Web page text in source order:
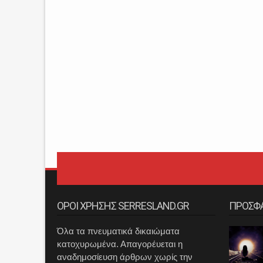
ΟΡΟΙ ΧΡΗΣΗΣ SERRESLAND.GR
Όλα τα πνευματικά δικαιώματα
κατοχυρωμένα. Απαγορέυεται η
αναδημοσίευση άρθρων χωρίς την